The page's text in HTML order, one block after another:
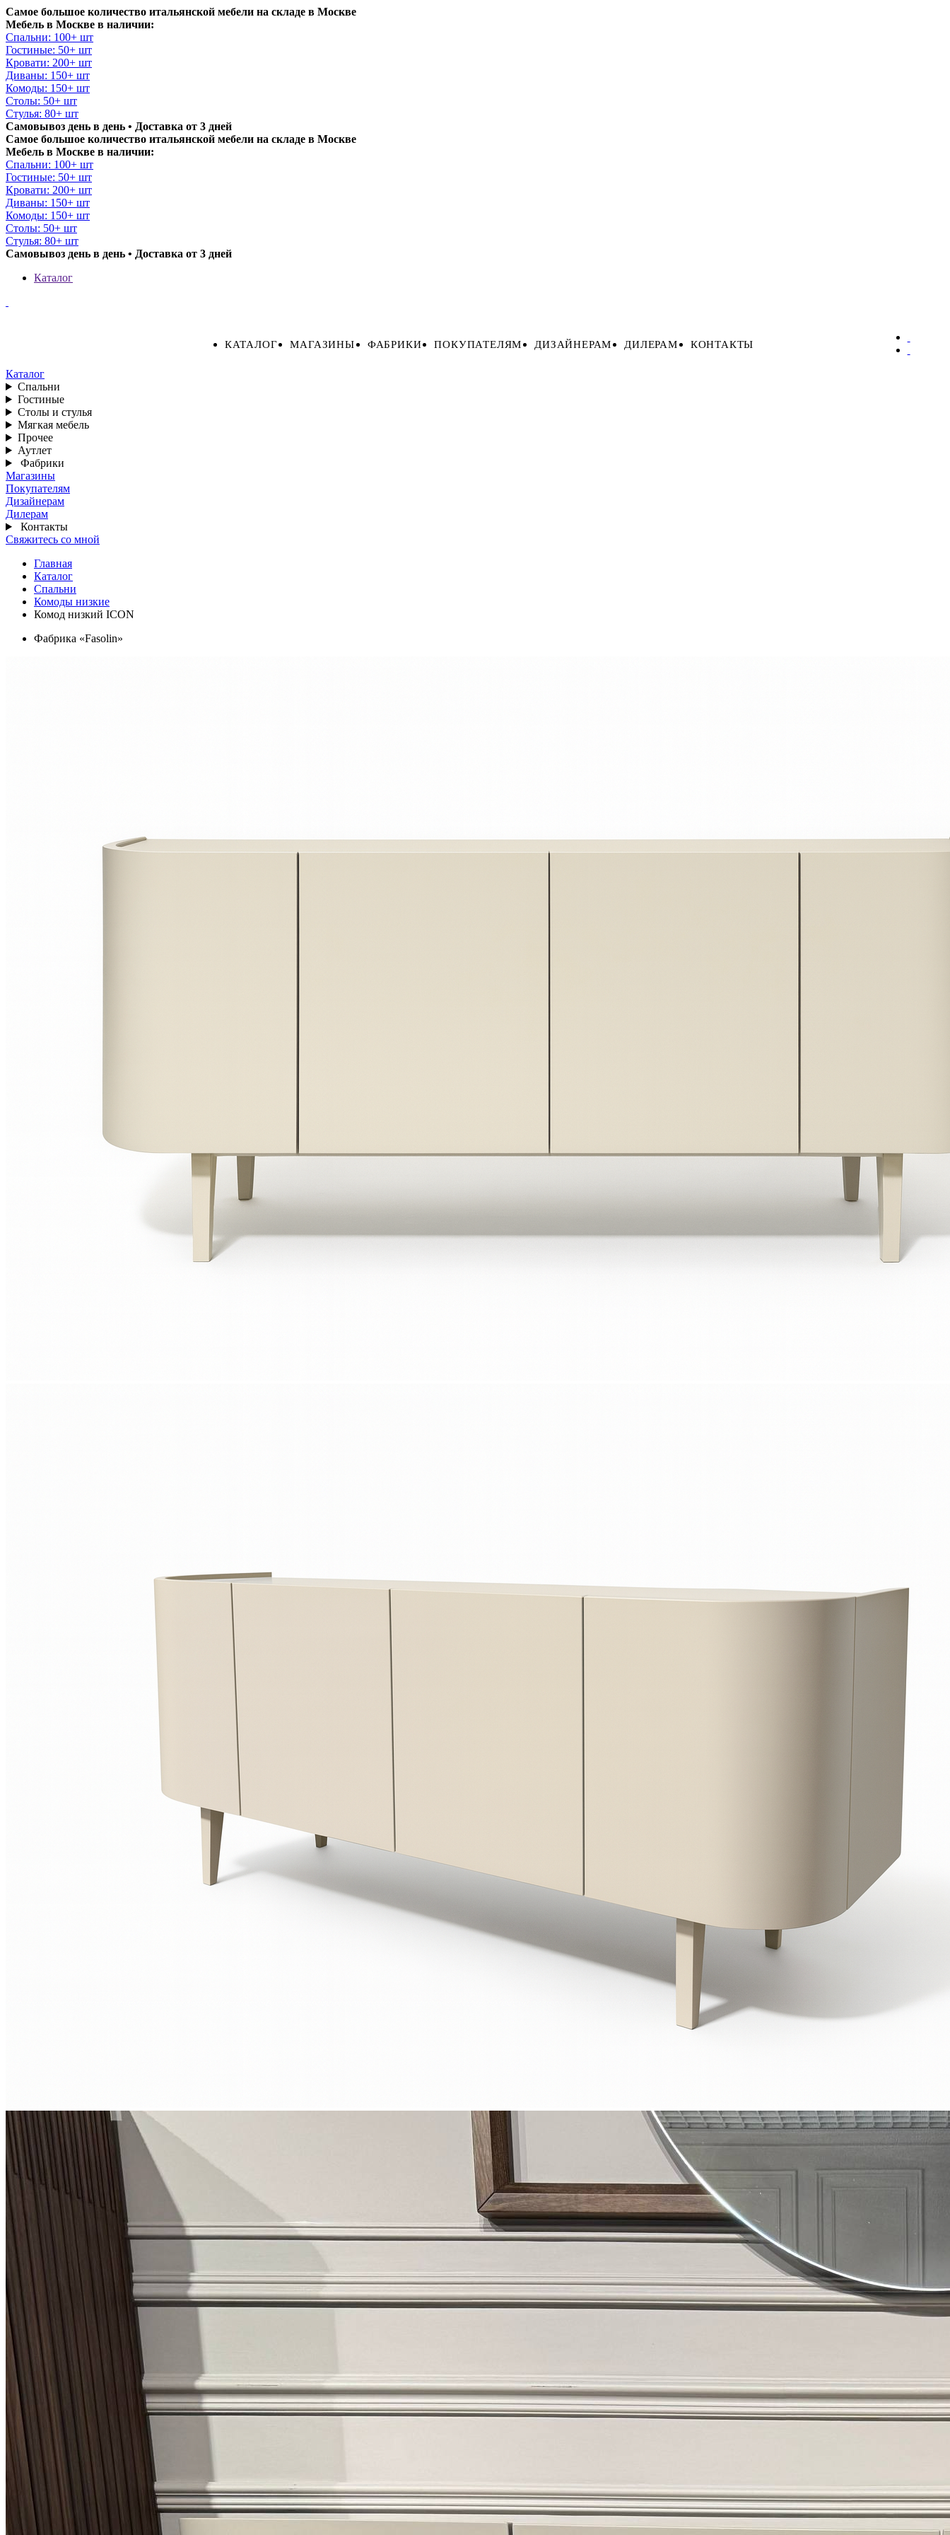
Самое большое количество итальянской мебели на складе в Москве
Мебель в Москве в наличии:
Спальни: 100+ шт
Гостиные: 50+ шт
Кровати: 200+ шт
Диваны: 150+ шт
Комоды: 150+ шт
Столы: 50+ шт
Стулья: 80+ шт
Самовывоз день в день • Доставка от 3 дней
Самое большое количество итальянской мебели на складе в Москве
Мебель в Москве в наличии:
Спальни: 100+ шт
Гостиные: 50+ шт
Кровати: 200+ шт
Диваны: 150+ шт
Комоды: 150+ шт
Столы: 50+ шт
Стулья: 80+ шт
Самовывоз день в день • Доставка от 3 дней
Каталог
КАТАЛОГ МАГАЗИНЫ ФАБРИКИ ПОКУПАТЕЛЯМ ДИЗАЙНЕРАМ ДИЛЕРАМ КОНТАКТЫ
Каталог
Спальни
Гостиные
Столы и стулья
Мягкая мебель
Прочее
Аутлет
Фабрики
Магазины
Покупателям
Дизайнерам
Дилерам
Контакты
Свяжитесь со мной
Главная
Каталог
Спальни
Комоды низкие
Комод низкий ICON
Фабрика «Fasolin»